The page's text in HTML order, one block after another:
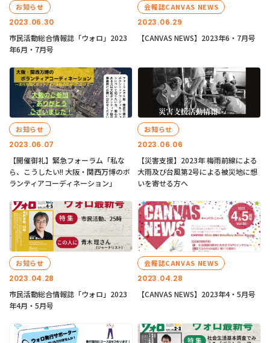
2023.06.30
お知らせ
市民活動総合情報誌「ウォロ」2023
年6月・7月号
2023.06.29
会報誌CANVAS NEWS
【CANVAS NEWS】2023年6・7月号
2023.06.07
お知らせ
【開催御礼】緊急フォーラム「私な
ら、こうしたい!! 大阪・関西万博のボ
ランティアコーディネーション」
2023.06.06
お知らせ
【災害支援】2023年 梅雨前線による
大雨及び台風第2号による被災地に想
いを寄せる方へ
2023.04.28
お知らせ
市民活動総合情報誌「ウォロ」2023
年4月・5月号
2023.04.28
会報誌CANVAS NEWS
【CANVAS NEWS】2023年4・5月号